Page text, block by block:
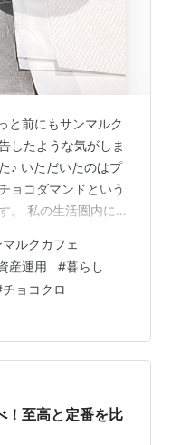
と前にもサンマルク
したような気がしま
♪ いただいたのはプ
ョコダマンドという
。 私の生活圏内に複
グスの株主優待で
艸｀) この日も690
できる株主優待は
銘柄の１つです。
とめ☟ ▶ 【202…
ルクカフェ
産運用 #暮らし
チョコクロ
！至高と定番を比